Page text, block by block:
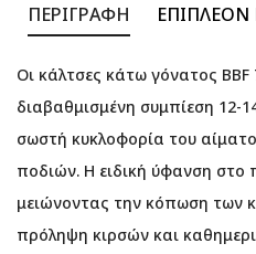
ΠΕΡΙΓΡΑΦΉ
Οι κάλτσες κάτω γόνατος
διαβαθμισμένη συμπίεση 12-
σωστή κυκλοφορία του
ποδιών. Η ειδική ύφανση
μειώνοντας την κόπωση των
πρόληψη κιρσών και